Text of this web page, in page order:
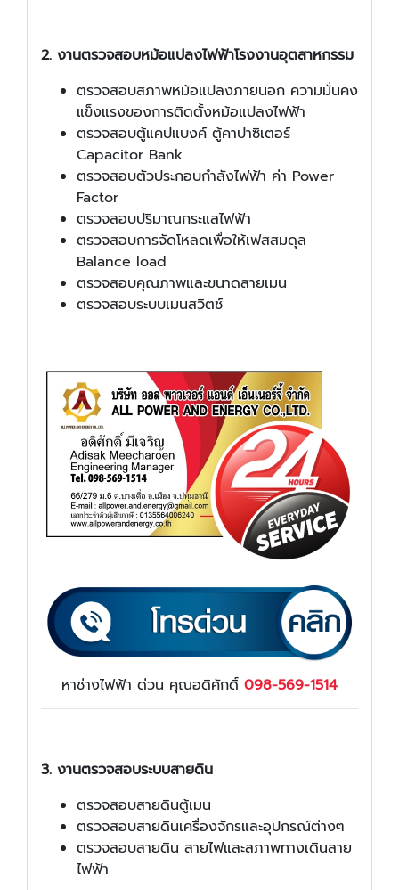
2. งานตรวจสอบหม้อแปลงไฟฟ้าโรงงานอุตสาหกรรม
ตรวจสอบสภาพหม้อแปลงภายนอก ความมั่นคง
แข็งแรงของการติดตั้งหม้อแปลงไฟฟ้า
ตรวจสอบตู้แคปแบงค์ ตู้คาปาซิเตอร์
Capacitor Bank
ตรวจสอบตัวประกอบกำลังไฟฟ้า ค่า Power
Factor
ตรวจสอบปริมาณกระแสไฟฟ้า
ตรวจสอบการจัดโหลดเพื่อให้เฟสสมดุล
Balance load
ตรวจสอบคุณภาพและขนาดสายเมน
ตรวจสอบระบบเมนสวิตช์
หาช่างไฟฟ้า ด่วน คุณอดิศักดิ์ 098-569-1514
3. งานตรวจสอบระบบสายดิน
ตรวจสอบสายดินตู้เมน
ตรวจสอบสายดินเครื่องจักรและอุปกรณ์ต่างๆ
ตรวจสอบสายดิน สายไฟและสภาพทางเดินสาย
ไฟฟ้า